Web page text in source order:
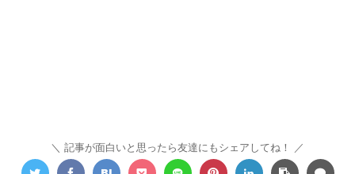
記事が面白いと思ったら友達にもシェアしてね！